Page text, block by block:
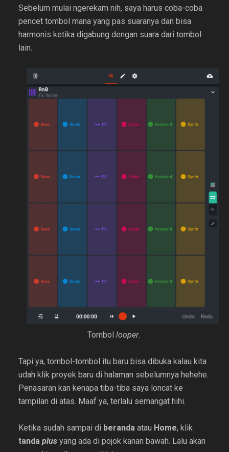
Sebelum mulai ngerekam nih, saya harus coba-coba
pencet tombol mana yang pas suaranya dan bisa
harmonis ketika digabung dengan suara dari tombol
lain.
Tombol looper.
Tapi ya, tombol-tombol itu baru bisa dibuka kalau kita
udah klik proyek baru di halaman sebelumnya hehehe.
Penasaran kan kenapa tiba-tiba saya loncat ke
tampilan di atas. Maaf ya, terlalu semangat hihi.
Ketika sudah sampai di beranda atau Home, klik
tanda plus yang ada di pojok kanan bawah. Lalu akan